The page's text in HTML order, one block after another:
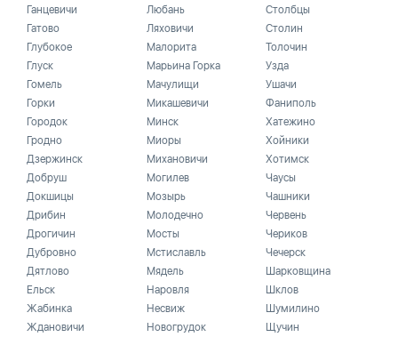
Ганцевичи
Гатово
Глубокое
Глуск
Гомель
Горки
Городок
Гродно
Дзержинск
Добруш
Докшицы
Дрибин
Дрогичин
Дубровно
Дятлово
Ельск
Жабинка
Ждановичи
Любань
Ляховичи
Малорита
Марьина Горка
Мачулищи
Микашевичи
Минск
Миоры
Михановичи
Могилев
Мозырь
Молодечно
Мосты
Мстиславль
Мядель
Наровля
Несвиж
Новогрудок
Столбцы
Столин
Толочин
Узда
Ушачи
Фаниполь
Хатежино
Хойники
Хотимск
Чаусы
Чашники
Червень
Чериков
Чечерск
Шарковщина
Шклов
Шумилино
Щучин